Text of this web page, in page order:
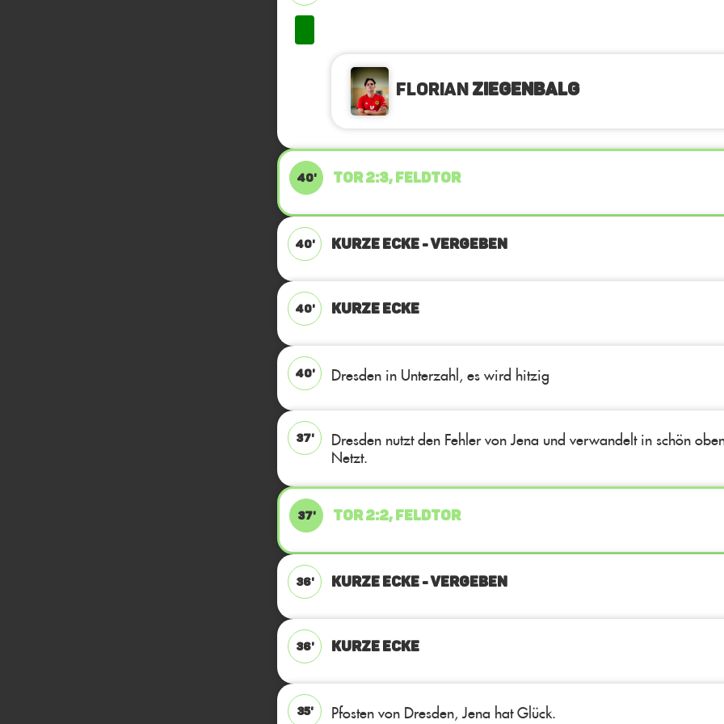
FlorianZiegenbalg
40' TOR 2:3, FELDTOR
40' KURZE ECKE - VERGEBEN
40' KURZE ECKE
40' Dresden in Unterzahl, es wird hitzig
37'
Dresden nutzt den Fehler von Jena und verwandelt in schön
Netzt.
37' TOR 2:2, FELDTOR
36' KURZE ECKE - VERGEBEN
36' KURZE ECKE
35' Pfosten von Dresden, Jena hat Glück.